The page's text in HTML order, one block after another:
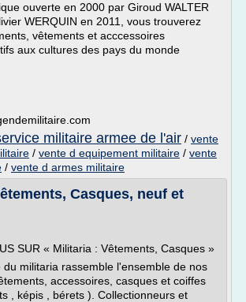
ouverte en 2000 par Giroud WALTER
WERQUIN en 2011, vous trouverez
vêtements et acccessoires
aux cultures des pays du monde
militaire armee de l'air / vente
/ vente d equipement militaire / vente
/ vente d armes militaire
Casques, neuf et
SUR « Militaria : Vêtements, Casques »
du militaria rassemble l'ensemble de nos
accessoires, casques et coiffes
, képis , bérets ). Collectionneurs et